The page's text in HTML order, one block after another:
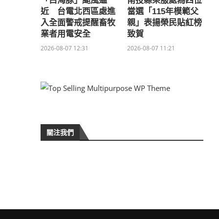
近 台電北西區處進
入全面警戒提醒畜牧
業者用電安全
2026-08-07 12:31
當選「115年模範父
親」表揚榮民貼紅榜
致賀
2026-08-07 11:21
關注我們